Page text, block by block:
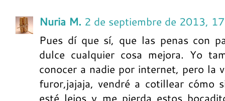
Nuria M. 2 de septiembre de 2013,
Pues dí que sí, que las penas con
dulce cualquier cosa mejora. Yo
conocer a nadie por internet, pero la
furor,jajaja, vendré a cotillear cómo